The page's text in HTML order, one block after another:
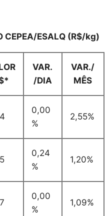
CEPEA/ESALQ (R$/kg)
VAR.
/DIA
VAR./
MÊS
0,00
%
2,55%
0,24
%
1,20%
0,00
%
1,09%